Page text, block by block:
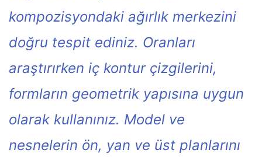
kompozisyondaki ağırlık merkezini
doğru tespit ediniz. Oranları
araştırırken iç kontur çizgilerini,
formların geometrik yapısına uygun
olarak kullanınız. Model ve
nesnelerin ön, yan ve üst planlarını